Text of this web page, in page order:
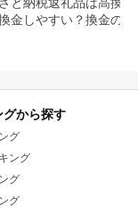
と納税返礼品は高換金
金しやすい？換金の可
グから探す
グ
ング
グ
グ